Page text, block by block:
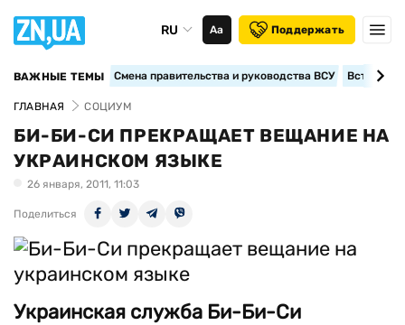
RU Аа Поддержать
ВАЖНЫЕ ТЕМЫ Смена правительства и руководства ВСУ
ГЛАВНАЯ СОЦИУМ
БИ-БИ-СИ ПРЕКРАЩАЕТ ВЕЩАНИЕ НА
УКРАИНСКОМ ЯЗЫКЕ
26 января, 2011, 11:03
Поделиться
Украинская служба Би-Би-Си